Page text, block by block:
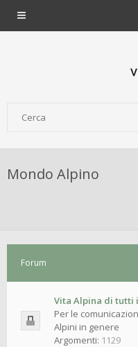
Mondo Alpino
Forum
Vita Alpina di tutti
Per le
Alpini in genere
Argomenti: 1129